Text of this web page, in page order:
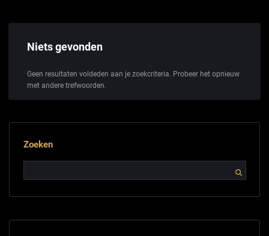
Niets gevonden
Geen resultaten voldeden aan je zoekcriteria. Probeer het opnieuw
met andere trefwoorden.
Zoeken